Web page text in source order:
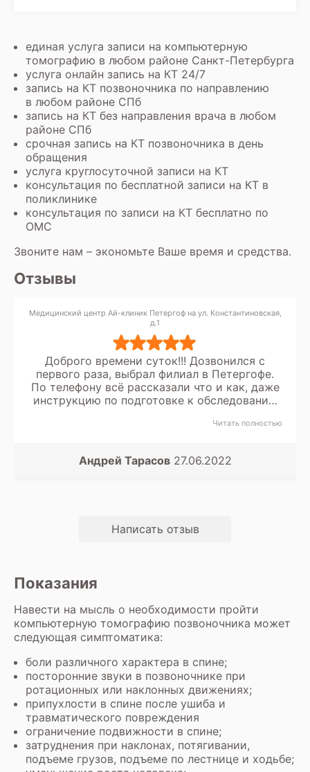
единая услуга записи на компьютерную
томографию в любом районе Санкт-Петербурга
услуга онлайн запись на КТ 24/7
запись на КТ позвоночника по направлению
в любом районе СПб
запись на КТ без направления врача в любом
районе СПб
срочная запись на КТ позвоночника в день
обращения
услуга круглосуточной записи на КТ
консультация по бесплатной записи на КТ в
поликлинике
консультация по записи на КТ бесплатно по
ОМС
Звоните нам – экономьте Ваше время и средства.
Отзывы
Медицинский центр Ай-клиник Петергоф на ул. Константиновская,
д.1
Доброго времени суток!!! Дозвонился с
первого раза, выбрал филиал в Петергофе.
По телефону всё рассказали что и как, даже
инструкцию по подготовке к обследованию
прекрасные девушки, очень вежливые и
рассказали и объяснили. Записывался на
25.06.2022.... Буду рекомендовать всем (сам
Читать полностью
Андрей Тарасов27.06.2022
Написать отзыв
Показания
Навести на мысль о необходимости пройти
компьютерную томографию позвоночника может
следующая симптоматика:
боли различного характера в спине;
посторонние звуки в позвоночнике при
ротационных или наклонных движениях;
припухлости в спине после ушиба и
травматического повреждения
ограничение подвижности в спине;
затруднения при наклонах, потягивании,
подъеме грузов, подъеме по лестнице и ходьбе;